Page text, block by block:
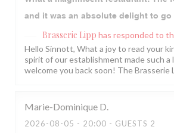
and it was an absolute delight to go
Brasserie Lipp has responded to
Hello Sinnott, What a joy to read your
spirit of our establishment made such
welcome you back soon! The Brasserie
Marie-Dominique D
2026-08-05 - 20:00 - GUESTS 2